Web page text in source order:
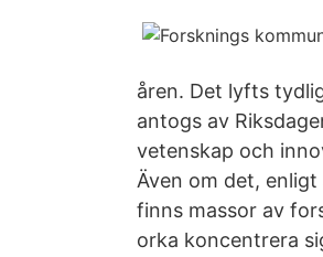
åren. Det lyfts
antogs av
vetenskap och
Även om det,
finns massor av
orka koncentrera